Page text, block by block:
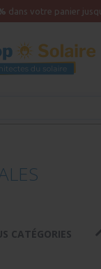
dans votre panier
CATÉGORIES